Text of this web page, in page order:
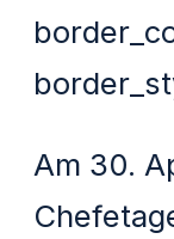
Am 30.